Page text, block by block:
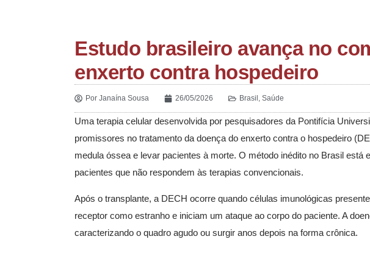
Estudo brasileiro avança no
enxerto contra hospedeiro
Por Janaína Sousa 26/05/2026 Brasil , Saúde
Uma terapia celular desenvolvida por pesquisadores da Pontifícia
promissores no tratamento da doença do enxerto contra o hospedeiro
medula óssea e levar pacientes à morte. O método inédito no Brasil
pacientes que não respondem às terapias convencionais.
Após o transplante, a DECH ocorre quando células imunológicas
receptor como estranho e iniciam um ataque ao corpo do paciente. A
caracterizando o quadro agudo ou surgir anos depois na forma crônica.